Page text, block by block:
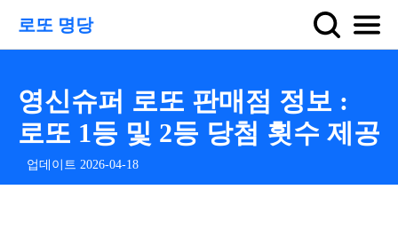
로또 명당
영신슈퍼 로또 판매점 정보 :
로또 1등 및 2등 당첨 횟수 제공
업데이트 2026-04-18